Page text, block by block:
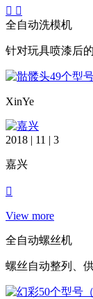
全自动洗模机
针对玩具喷漆后
XinYe
2018 | 11 | 3
嘉兴
View more
全自动螺丝机
螺丝自动整列、